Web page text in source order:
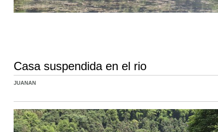
Casa suspendida en el rio
JUANAN